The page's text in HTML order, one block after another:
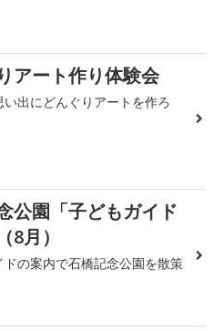
アート作り体験会
い出にどんぐりアートを作ろ
公園「子どもガイド
8月）
ドの案内で石橋記念公園を散策